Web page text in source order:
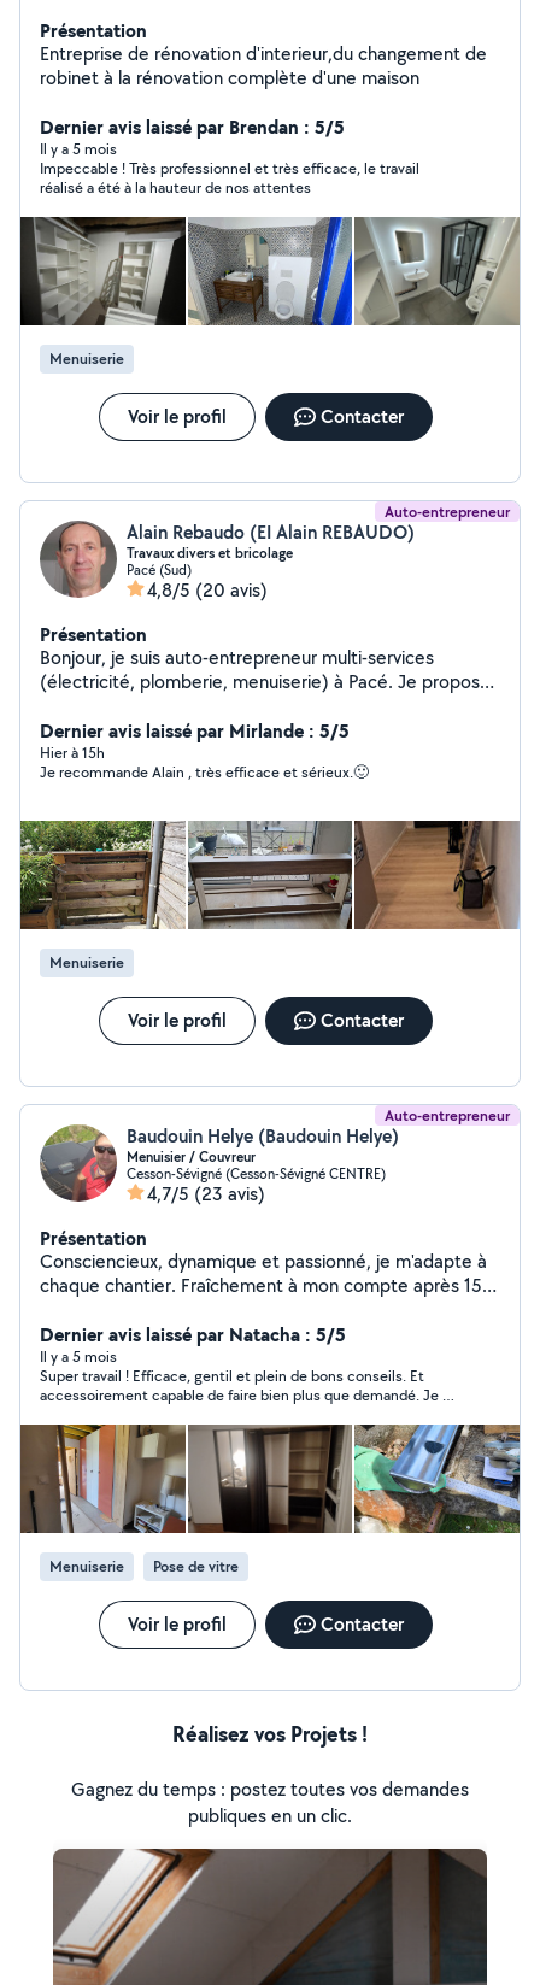
Présentation
Entreprise de rénovation d'interieur,du changement de
robinet à la rénovation complète d'une maison
Dernier avis laissé par Brendan : 5/5
Il y a 5 mois
Impeccable ! Très professionnel et très efficace, le travail
réalisé a été à la hauteur de nos attentes
Menuiserie
Voir le profil Contacter
Auto-entrepreneur
Alain Rebaudo (EI Alain REBAUDO)
Travaux divers et bricolage
Pacé (Sud)
4,8/5 (20 avis)
Présentation
Bonjour, je suis auto-entrepreneur multi-services
(électricité, plomberie, menuiserie) à Pacé. Je propose
main ou qui ne trouvent pas d'entreprise professionnelle
pour les aider. Je me limite au secteur proche de Pacé
en Ille et vilaine. Je suis agréé auprès de la préfecture
déduire de vos impôts mes prestations à hauteur de
50%
Dernier avis laissé par Mirlande : 5/5
Hier à 15h
Je recommande Alain , très efficace et sérieux.🙂
Menuiserie
Voir le profil Contacter
Auto-entrepreneur
Baudouin Helye (Baudouin Helye)
Menuisier / Couvreur
Cesson-Sévigné (Cesson-Sévigné CENTRE)
4,7/5 (23 avis)
Présentation
Consciencieux, dynamique et passionné, je m'adapte à
chaque chantier. Fraîchement à mon compte après 15
sera un défi, que nous remporterons ensemble.
Dernier avis laissé par Natacha : 5/5
Il y a 5 mois
Super travail ! Efficace, gentil et plein de bons conseils. Et
accessoirement capable de faire bien plus que demandé. Je ne
une fuite dans ma toiture, provenant de la cheminée, tout en
procédant au démoussage manuel complet. La voilà repartie
pour plusieurs années !
Menuiserie Pose de vitre
Voir le profil Contacter
Réalisez vos Projets !
Gagnez du temps : postez toutes vos demandes
publiques en un clic.